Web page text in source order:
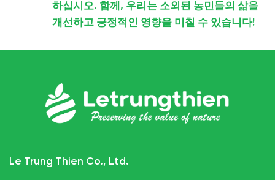
하십시오. 함께, 우리는 소외된 농민들의 삶을
개선하고 긍정적인 영향을 미칠 수 있습니다!
Le Trung Thien Co., Ltd.